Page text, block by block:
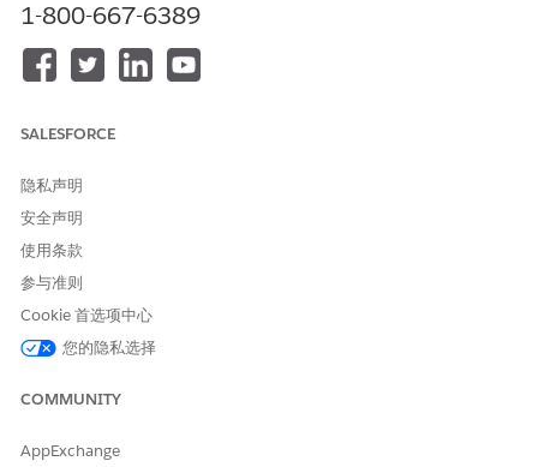
Cloud Plus。联系
您的 Salesforce 客
户主管了解更多详
细信息。
不适用于：欧盟操
区域是一项特殊的
付费服务，提供了
更高级别的数据驻
留承诺。根据标准
属于欧盟臭氧区域
的欧盟组织也支持
DevOps Center。
1-800-667-6389
SALESFORCE
隐私声明
安全声明
使用条款
参与准则
Cookie 首选项中心
您的隐私选择
COMMUNITY
AppExchange